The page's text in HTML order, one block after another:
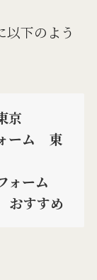
以下のよう
京
ーム 東
ォーム
すすめ